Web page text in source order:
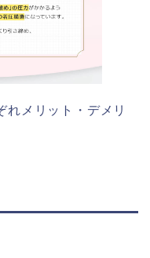
れメリット・デメリ